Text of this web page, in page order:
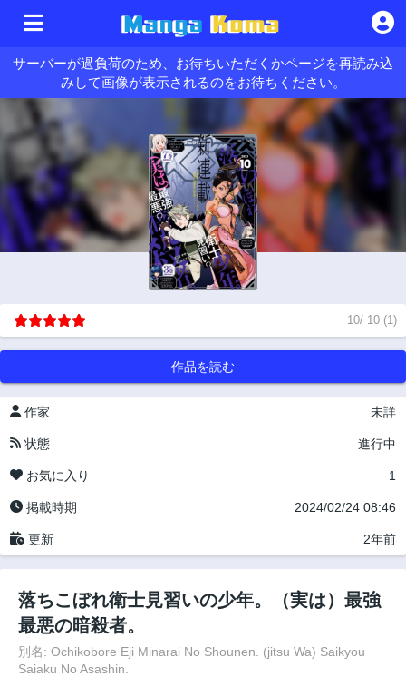
サーバーが過負荷のため、お待ちいただくかページを再読み込
みして画像が表示されるのをお待ちください。
10/ 10 (1)
作品を読む
作家 未詳
状態 進行中
お気に入り 1
掲載時期 2024/02/24 08:46
更新 2年前
落ちこぼれ衛士見習いの少年。（実は）最強
最悪の暗殺者。
別名: Ochikobore Eji Minarai No Shounen. (jitsu Wa) Saikyou
Saiaku No Asashin.